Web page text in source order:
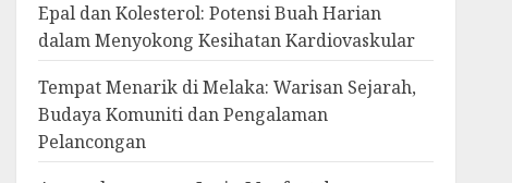
Epal dan Kolesterol: Potensi Buah Harian
dalam Menyokong Kesihatan Kardiovaskular
Tempat Menarik di Melaka: Warisan Sejarah,
Budaya Komuniti dan Pengalaman
Pelancongan